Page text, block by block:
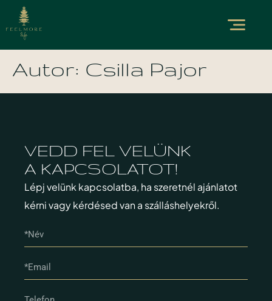
Autor: Csilla Pajor
VEDD FEL VELÜNK
A KAPCSOLATOT!
Lépj velünk kapcsolatba, ha szeretnél ajánlatot
kérni vagy kérdésed van a szálláshelyekről.